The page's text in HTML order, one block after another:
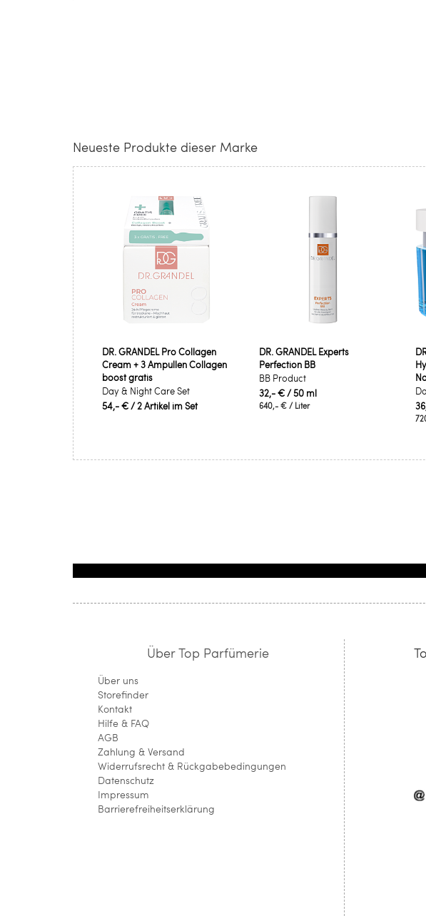
Neueste Produkte dieser Marke
DR. GRANDEL Pro Collagen
Cream + 3 Ampullen Collagen
boost gratis
Day & Night Care Set
54,- €/ 2 Artikel im Set
DR. GRANDEL Experts
Perfection BB
BB Product
32,- €/ 50 ml
640,- €/ Liter
Über Top Parfümerie
Über uns
Storefinder
Kontakt
Hilfe & FAQ
AGB
Zahlung & Versand
Widerrufsrecht & Rückgabebedingungen
Datenschutz
Impressum
Barrierefreiheitserklärung